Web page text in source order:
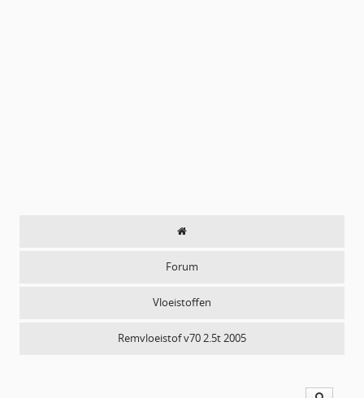
Forum
Vloeistoffen
Remvloeistof v70 2.5t 2005